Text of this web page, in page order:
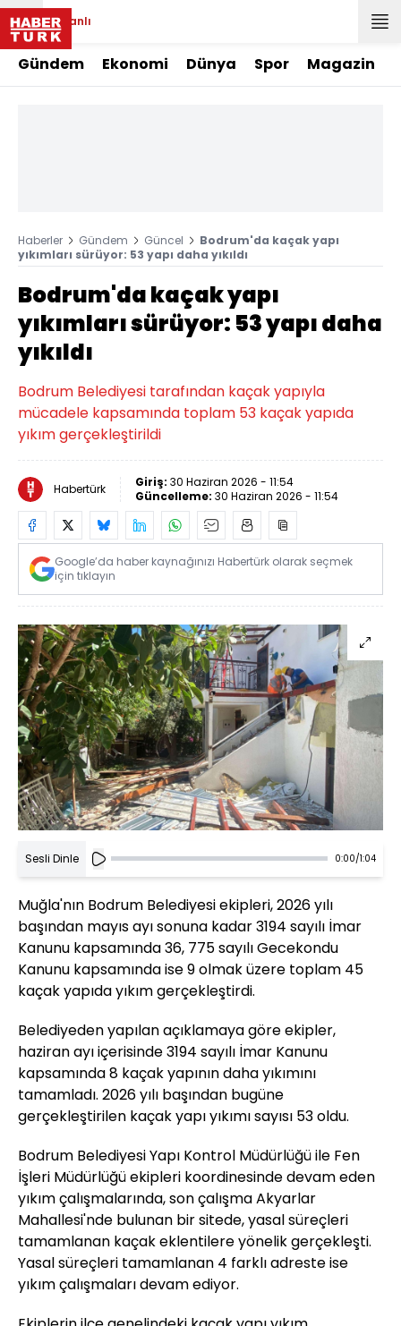
Canlı
Gündem Ekonomi Dünya Spor Magazin
Haberler Gündem Güncel
Bodrum'da kaçak yapı
yıkımları sürüyor: 53 yapı daha yıkıldı
Bodrum'da kaçak yapı
yıkımları sürüyor: 53 yapı daha
yıkıldı
Bodrum Belediyesi tarafından kaçak yapıyla
mücadele kapsamında toplam 53 kaçak yapıda
yıkım gerçekleştirildi
Habertürk Giriş: 30 Haziran 2026 - 11:54
Güncelleme: 30 Haziran 2026 - 11:54
Google’da haber kaynağınızı Habertürk olarak seçmek
için tıklayın
Sesli Dinle 0:00/1:04
Muğla'nın Bodrum Belediyesi ekipleri, 2026 yılı
başından mayıs ayı sonuna kadar 3194 sayılı İmar
Kanunu kapsamında 36, 775 sayılı Gecekondu
Kanunu kapsamında ise 9 olmak üzere toplam 45
kaçak yapıda yıkım gerçekleştirdi.
Belediyeden yapılan açıklamaya göre ekipler,
haziran ayı içerisinde 3194 sayılı İmar Kanunu
kapsamında 8 kaçak yapının daha yıkımını
tamamladı. 2026 yılı başından bugüne
gerçekleştirilen kaçak yapı yıkımı sayısı 53 oldu.
Bodrum Belediyesi Yapı Kontrol Müdürlüğü ile Fen
İşleri Müdürlüğü ekipleri koordinesinde devam eden
yıkım çalışmalarında, son çalışma Akyarlar
Mahallesi'nde bulunan bir sitede, yasal süreçleri
tamamlanan kaçak eklentilere yönelik gerçekleşti.
Yasal süreçleri tamamlanan 4 farklı adreste ise
yıkım çalışmaları devam ediyor.